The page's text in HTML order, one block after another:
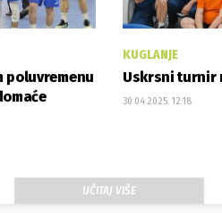
poluvremenu
KUGLANJE
Uskrsni turnir
30.04.2025. 12:18
UČITAJ VIŠE